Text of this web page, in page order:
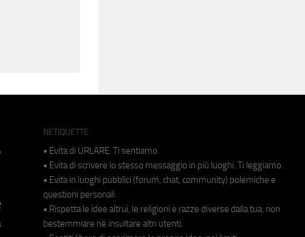
NETIQUETTE
• Evita di URLARE. Ti sentiamo.
• Evita di scrivere lo stesso messaggio in più luoghi. Ti leggiamo.
• Evita in luoghi pubblici (forum, chat, community) polemiche e
questioni personali.
• Rispetta le idee altrui, le religioni e razze diverse dalla tua, non
bestemmiare né insultare altri utenti.